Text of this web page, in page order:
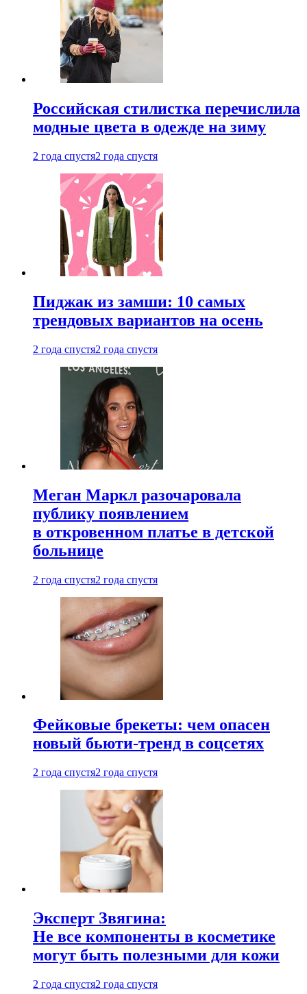
Российская стилистка перечислила
модные цвета в одежде на зиму
2 года спустя2 года спустя
Пиджак из замши: 10 самых
трендовых вариантов на осень
2 года спустя2 года спустя
Меган Маркл разочаровала
публику появлением
в откровенном платье в детской
больнице
2 года спустя2 года спустя
Фейковые брекеты: чем опасен
новый бьюти-тренд в соцсетях
2 года спустя2 года спустя
Эксперт Звягина:
Не все компоненты в косметике
могут быть полезными для кожи
2 года спустя2 года спустя